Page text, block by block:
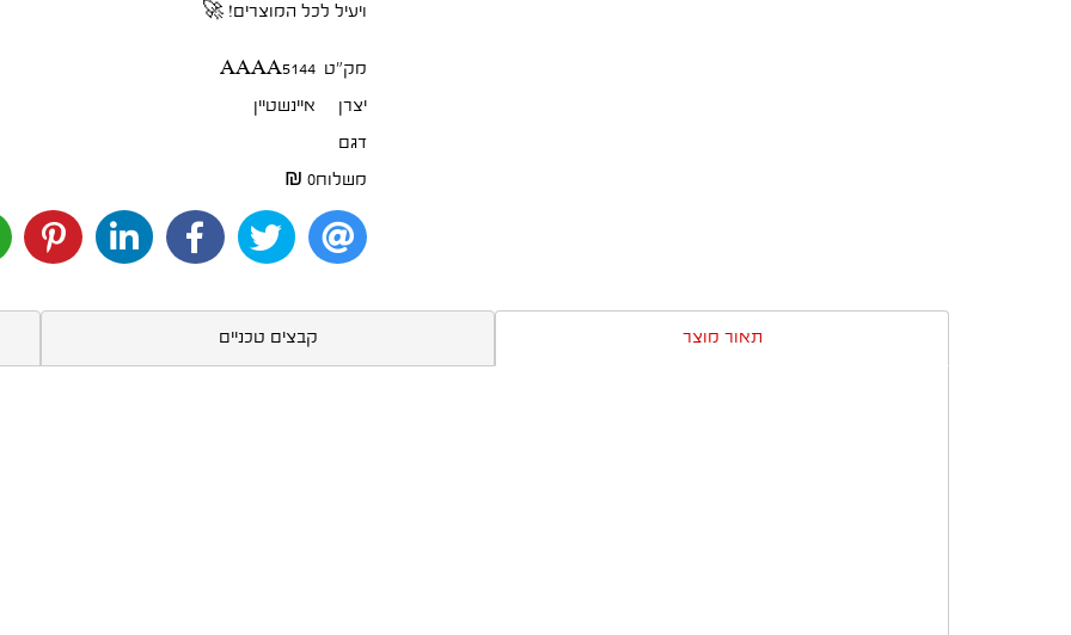
ויעיל לכל המוצרים! 🚀
מק"ט AAAA5144
יצרן
איינשטיין
דגם
משלוח0 ₪
תאור מוצר קבצים טכניים